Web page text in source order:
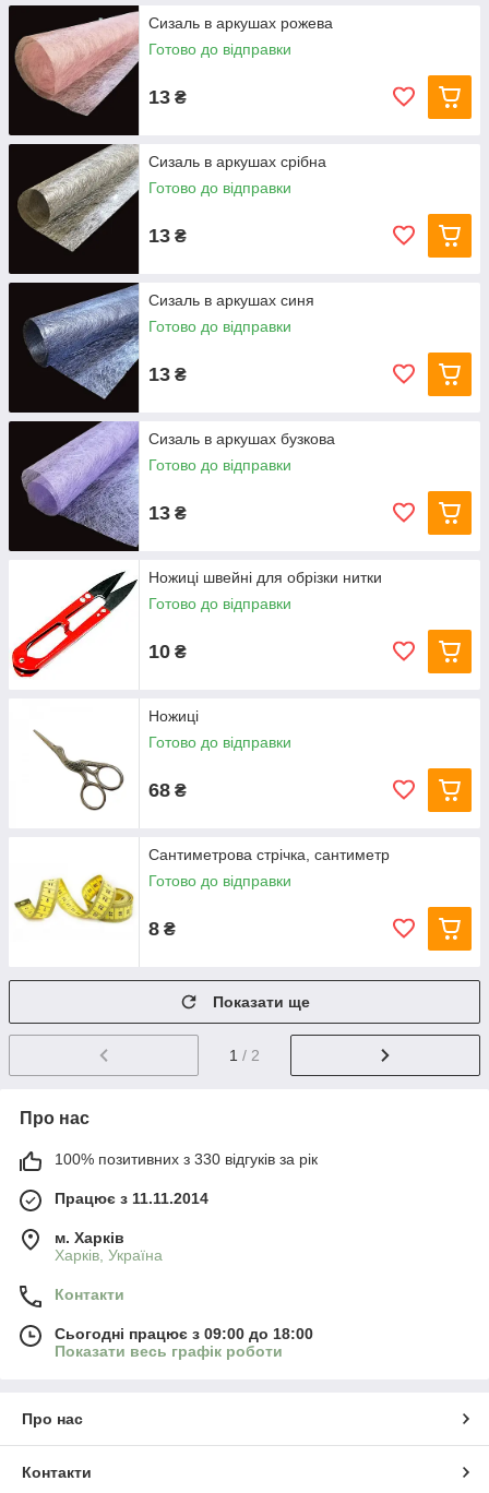
Сизаль в аркушах рожева
Готово до відправки
13 ₴
Сизаль в аркушах срібна
Готово до відправки
13 ₴
Сизаль в аркушах синя
Готово до відправки
13 ₴
Сизаль в аркушах бузкова
Готово до відправки
13 ₴
Ножиці швейні для обрізки нитки
Готово до відправки
10 ₴
Ножиці
Готово до відправки
68 ₴
Сантиметрова стрічка, сантиметр
Готово до відправки
8 ₴
Показати ще
1 / 2
Про нас
100% позитивних з 330 відгуків за рік
Працює з 11.11.2014
м. Харків
Харків, Україна
Контакти
Сьогодні працює з 09:00 до 18:00
Показати весь графік роботи
Про нас
Контакти